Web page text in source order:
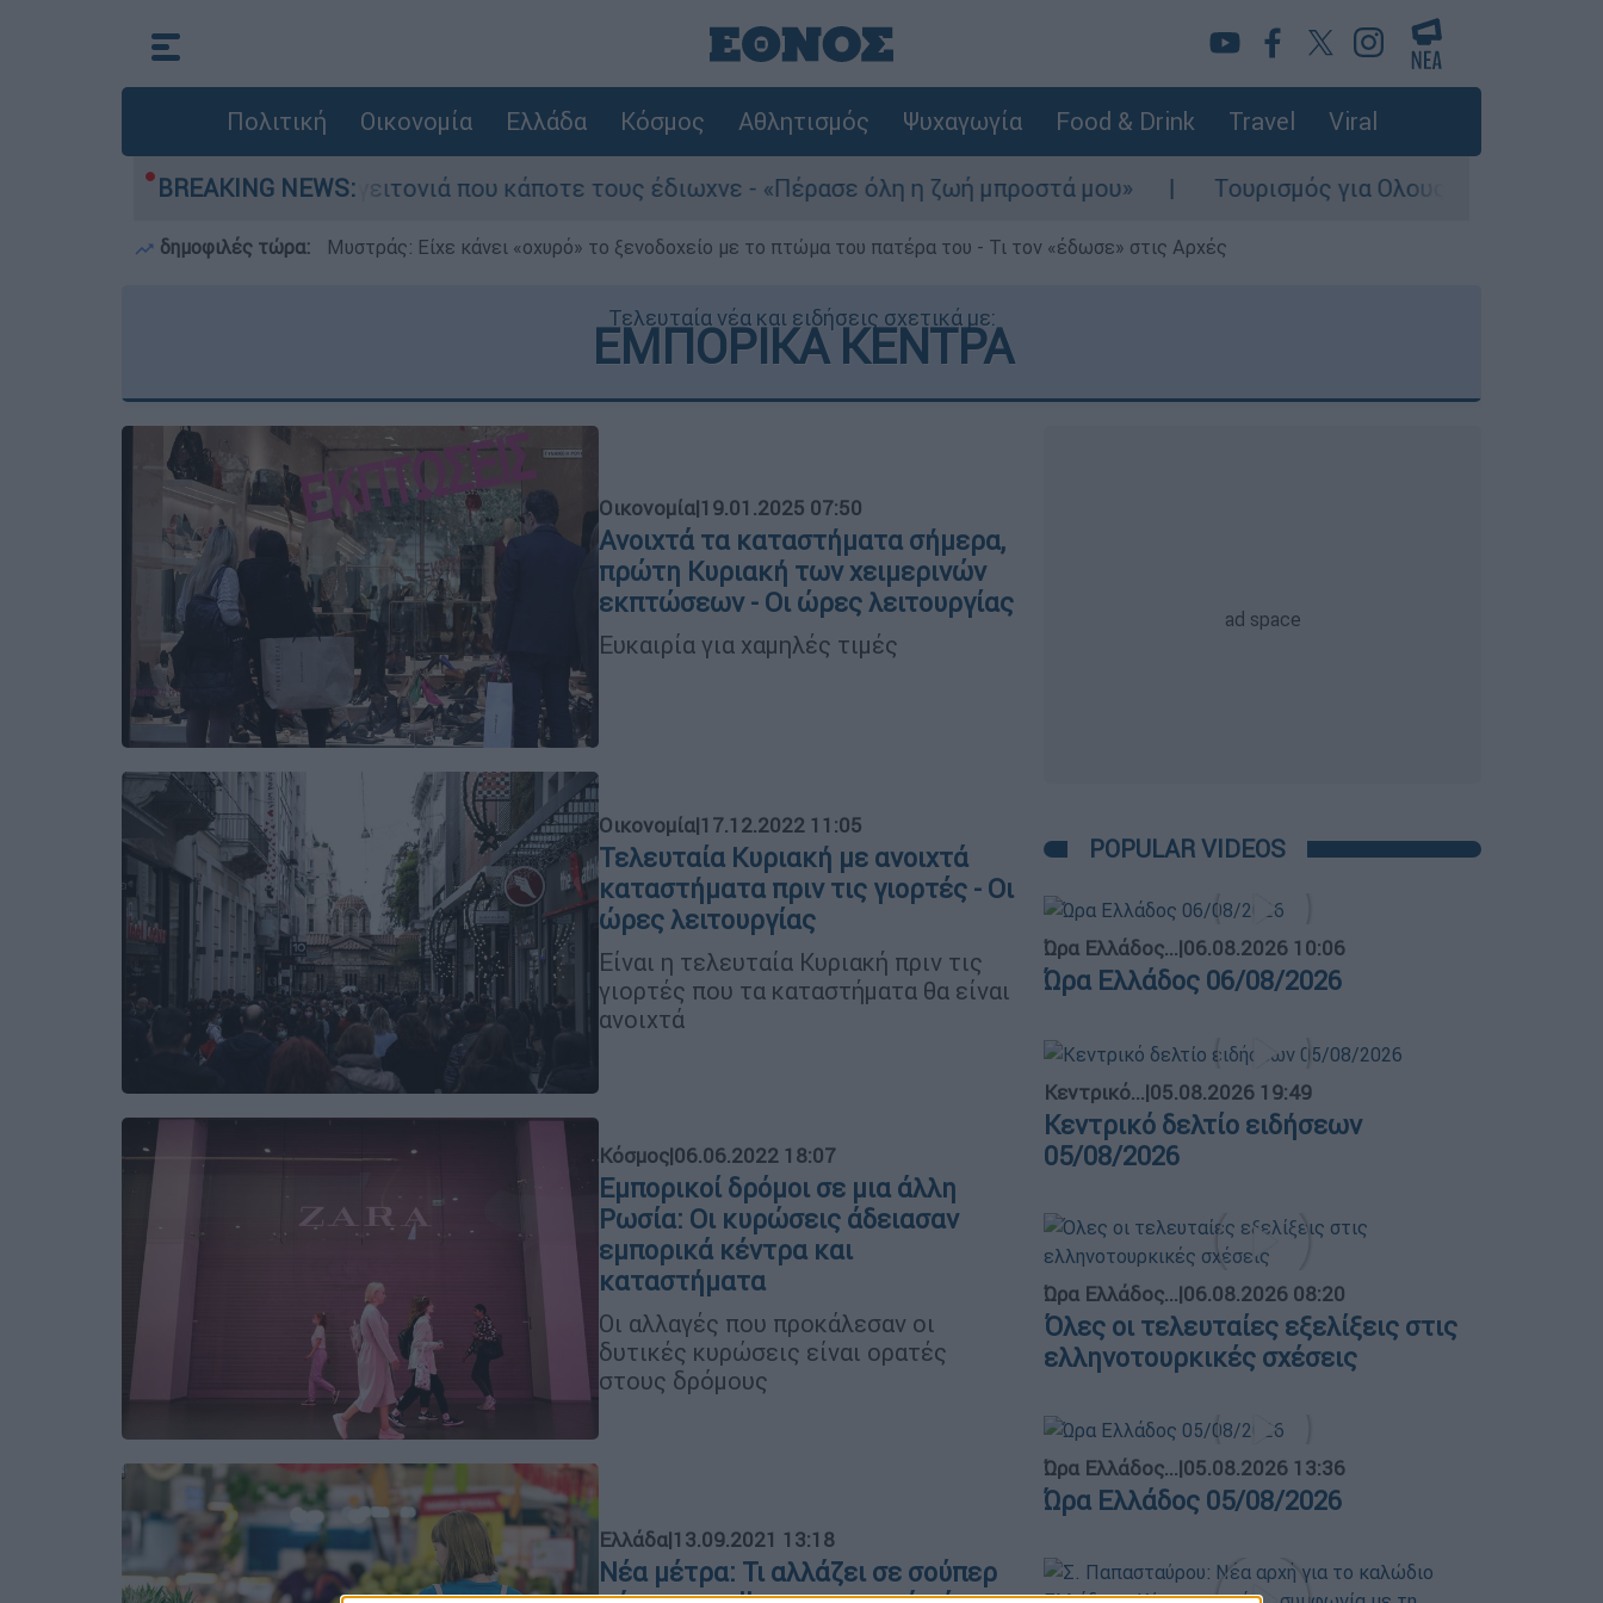
Πολιτική Οικονομία Ελλάδα Κόσμος Αθλητισμός Ψυχαγωγία Food & Drink Travel Viral
BREAKING NEWS:
φωτιά τη γειτονιά που κάποτε τους έδιωχνε - «Πέρασε όλη η ζωή μπροστά μου» Τουρισμός για Ολους 2026-2027: Τα SOS για να
δημοφιλές τώρα: Μυστράς: Είχε κάνει «οχυρό» το ξενοδοχείο με το πτώμα του πατέρα του - Τι τον «έδωσε» στις Αρχές
Τελευταία νέα και ειδήσεις σχετικά με:
ΕΜΠΟΡΙΚΑ ΚΕΝΤΡΑ
Οικονομία|19.01.2025 07:50
Ανοιχτά τα καταστήματα σήμερα,
πρώτη Κυριακή των χειμερινών
εκπτώσεων - Οι ώρες λειτουργίας
Ευκαιρία για χαμηλές τιμές
Οικονομία|17.12.2022 11:05
Τελευταία Κυριακή με ανοιχτά
καταστήματα πριν τις γιορτές - Οι
ώρες λειτουργίας
Είναι η τελευταία Κυριακή πριν τις
γιορτές που τα καταστήματα θα είναι
ανοιχτά
Κόσμος|06.06.2022 18:07
Εμπορικοί δρόμοι σε μια άλλη
Ρωσία: Οι κυρώσεις άδειασαν
εμπορικά κέντρα και
καταστήματα
Οι αλλαγές που προκάλεσαν οι
δυτικές κυρώσεις είναι ορατές
στους δρόμους
Ελλάδα|13.09.2021 13:18
Nέα μέτρα: Τι αλλάζει σε σούπερ
POPULAR VIDEOS
Ώρα Ελλάδος...|06.08.2026 10:06
Ώρα Ελλάδος 06/08/2026
Κεντρικό...|05.08.2026 19:49
Κεντρικό δελτίο ειδήσεων
05/08/2026
Ώρα Ελλάδος...|06.08.2026 08:20
Όλες οι τελευταίες εξελίξεις στις
ελληνοτουρκικές σχέσεις
Ώρα Ελλάδος...|05.08.2026 13:36
Ώρα Ελλάδος 05/08/2026